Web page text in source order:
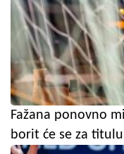
Fažana ponovno
borit će se za